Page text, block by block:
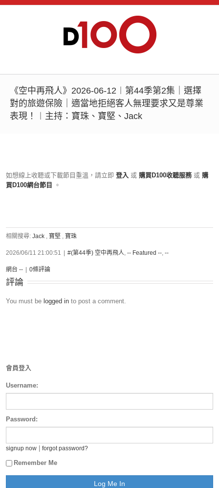
《空中再飛人》2026-06-12︱第44季第2集｜選擇
對的旅遊保險｜適當地拒絕客人無理要求又是尊業
表現！︱主持：寶珠、寶堅、Jack
如想線上收聽或下載節目重溫，請立即 登入 或 購買D100收聽服務 或 購
買D100網台節目
。
相關搜尋: Jack , 寶堅 , 寶珠
2026/06/11 21:00:51 #(第44季) 空中再飛人, -- Featured --, --
網台 -- 0條評論
評論
You must be logged in to post a comment.
會員登入
Username:
Password:
signup now forgot password?
Remember Me